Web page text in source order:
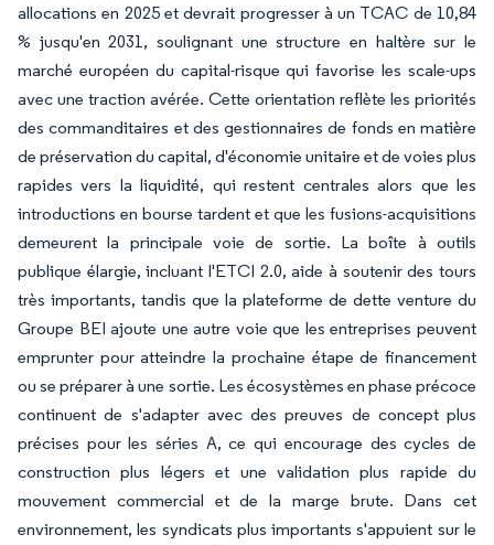
allocations en 2025 et devrait progresser à un TCAC de 10,84
% jusqu'en 2031, soulignant une structure en haltère sur le
marché européen du capital-risque qui favorise les scale-ups
avec une traction avérée. Cette orientation reflète les priorités
des commanditaires et des gestionnaires de fonds en matière
de préservation du capital, d'économie unitaire et de voies plus
rapides vers la liquidité, qui restent centrales alors que les
introductions en bourse tardent et que les fusions-acquisitions
demeurent la principale voie de sortie. La boîte à outils
publique élargie, incluant l'ETCI 2.0, aide à soutenir des tours
très importants, tandis que la plateforme de dette venture du
Groupe BEI ajoute une autre voie que les entreprises peuvent
emprunter pour atteindre la prochaine étape de financement
ou se préparer à une sortie. Les écosystèmes en phase précoce
continuent de s'adapter avec des preuves de concept plus
précises pour les séries A, ce qui encourage des cycles de
construction plus légers et une validation plus rapide du
mouvement commercial et de la marge brute. Dans cet
environnement, les syndicats plus importants s'appuient sur le